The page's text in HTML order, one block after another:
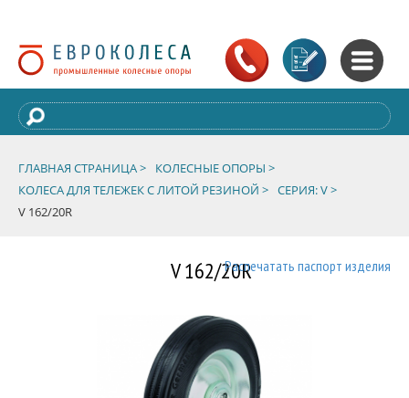
ГЛАВНАЯ СТРАНИЦА >
КОЛЕСНЫЕ ОПОРЫ >
КОЛЕСА ДЛЯ ТЕЛЕЖЕК С ЛИТОЙ РЕЗИНОЙ > СЕРИЯ: V >
V 162/20R
V 162/20RРаспечатать паспорт изделия